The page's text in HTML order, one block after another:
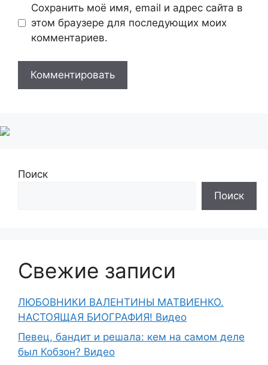
Сохранить моё имя, email и адрес сайта в
этом браузере для последующих моих
комментариев.
Поиск
Поиск
Свежие записи
ЛЮБОВНИКИ ВАЛЕНТИНЫ МАТВИЕНКО.
НАСТОЯЩАЯ БИОГРАФИЯ! Видео
Певец, бандит и решала: кем на самом деле
был Кобзон? Видео